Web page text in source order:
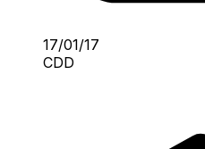
17/01/17
CDD